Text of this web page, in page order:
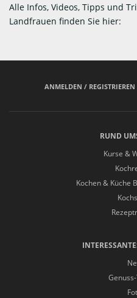
Alle Infos, Videos, Tipps und
Landfrauen finden Sie hier:
ANMELDEN / REGISTRIEREN
RUND
Kurse &
Kochen & Küche